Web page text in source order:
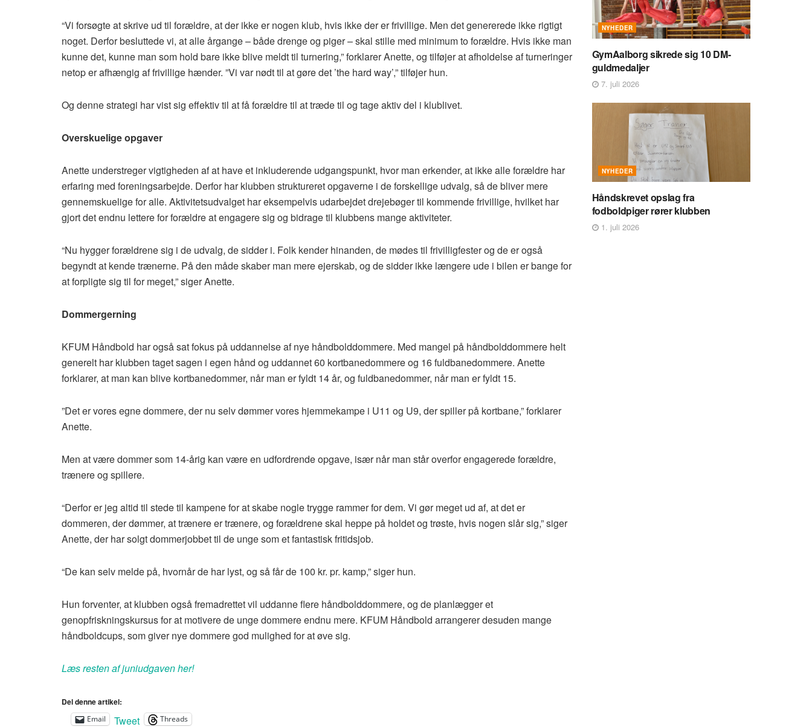
“Vi forsøgte at skrive ud til forældre, at der ikke er nogen klub, hvis ikke der er frivillige. Men det genererede ikke rigtigt
noget. Derfor besluttede vi, at alle årgange – både drenge og piger – skal stille med minimum to forældre. Hvis ikke man
kunne det, kunne man som hold bare ikke blive meldt til turnering,” forklarer Anette, og tilføjer at afholdelse af turneringer
netop er afhængig af frivillige hænder. ”Vi var nødt til at gøre det ’the hard way’,” tilføjer hun.
Og denne strategi har vist sig effektiv til at få forældre til at træde til og tage aktiv del i klublivet.
Overskuelige opgaver
Anette understreger vigtigheden af at have et inkluderende udgangspunkt, hvor man erkender, at ikke alle forældre har
erfaring med foreningsarbejde. Derfor har klubben struktureret opgaverne i de forskellige udvalg, så de bliver mere
gennemskuelige for alle. Aktivitetsudvalget har eksempelvis udarbejdet drejebøger til kommende frivillige, hvilket har
gjort det endnu lettere for forældre at engagere sig og bidrage til klubbens mange aktiviteter.
“Nu hygger forældrene sig i de udvalg, de sidder i. Folk kender hinanden, de mødes til frivilligfester og de er også
begyndt at kende trænerne. På den måde skaber man mere ejerskab, og de sidder ikke længere ude i bilen er bange for
at forpligte sig til for meget,” siger Anette.
Dommergerning
KFUM Håndbold har også sat fokus på uddannelse af nye håndbolddommere. Med mangel på håndbolddommere helt
generelt har klubben taget sagen i egen hånd og uddannet 60 kortbanedommere og 16 fuldbanedommere. Anette
forklarer, at man kan blive kortbanedommer, når man er fyldt 14 år, og fuldbanedommer, når man er fyldt 15.
”Det er vores egne dommere, der nu selv dømmer vores hjemmekampe i U11 og U9, der spiller på kortbane,” forklarer
Anette.
Men at være dommer som 14-årig kan være en udfordrende opgave, især når man står overfor engagerede forældre,
trænere og spillere.
“Derfor er jeg altid til stede til kampene for at skabe nogle trygge rammer for dem. Vi gør meget ud af, at det er
dommeren, der dømmer, at trænere er trænere, og forældrene skal heppe på holdet og trøste, hvis nogen slår sig,” siger
Anette, der har solgt dommerjobbet til de unge som et fantastisk fritidsjob.
“De kan selv melde på, hvornår de har lyst, og så får de 100 kr. pr. kamp,” siger hun.
Hun forventer, at klubben også fremadrettet vil uddanne flere håndbolddommere, og de planlægger et
genopfriskningskursus for at motivere de unge dommere endnu mere. KFUM Håndbold arrangerer desuden mange
håndboldcups, som giver nye dommere god mulighed for at øve sig.
Læs resten af juniudgaven her!
Del denne artikel:
Email Tweet Threads
NYHEDER
GymAalborg sikrede sig 10 DM-
guldmedaljer
7. juli 2026
NYHEDER
Håndskrevet opslag fra
fodboldpiger rører klubben
1. juli 2026